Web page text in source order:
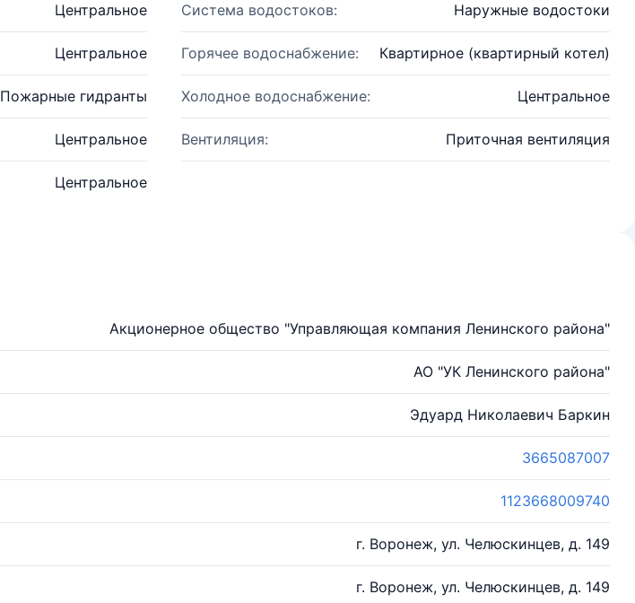
Центральное Система водостоков: Наружные водостоки
Центральное Горячее водоснабжение: Квартирное (квартирный котел)
Пожарные гидранты Холодное водоснабжение: Центральное
Центральное Вентиляция: Приточная вентиляция
Центральное
Акционерное общество "Управляющая компания Ленинского района"
АО "УК Ленинского района"
Эдуард Николаевич Баркин
3665087007
1123668009740
г. Воронеж, ул. Челюскинцев, д. 149
г. Воронеж, ул. Челюскинцев, д. 149